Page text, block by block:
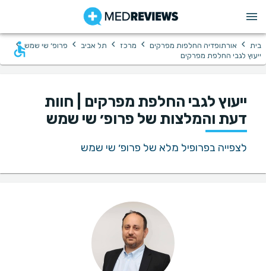
בית › אורתופדיה החלפות מפרקים › מרכז › תל אביב › פרופ׳ שי שמש ›
ייעוץ לגבי החלפת מפרקים
ייעוץ לגבי החלפת מפרקים | חוות
דעת והמלצות של פרופ׳ שי שמש
לצפייה בפרופיל מלא של פרופ׳ שי שמש